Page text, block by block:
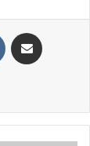
VKontakte